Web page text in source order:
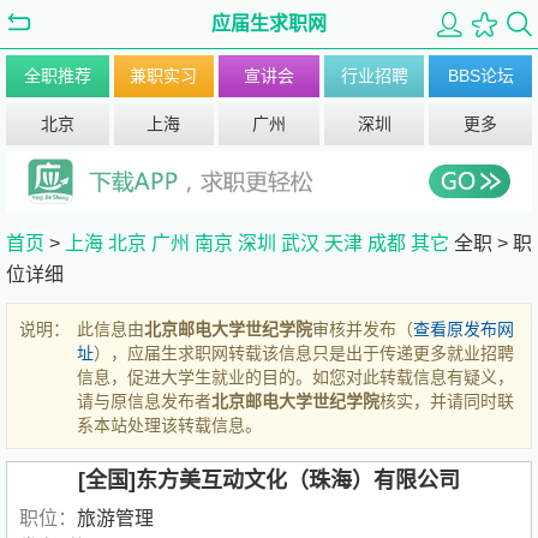
应届生求职网
全职推荐 兼职实习 宣讲会 行业招聘 BBS论坛
北京 上海 广州 深圳 更多
首页 > 上海 北京 广州 南京 深圳 武汉 天津 成都 其它 全职 > 职
位详细
说明： 此信息由北京邮电大学世纪学院审核并发布（查看原发布网
址），应届生求职网转载该信息只是出于传递更多就业招聘
信息，促进大学生就业的目的。如您对此转载信息有疑义，
请与原信息发布者北京邮电大学世纪学院核实，并请同时联
系本站处理该转载信息。
[全国]东方美互动文化（珠海）有限公司
职位： 旅游管理